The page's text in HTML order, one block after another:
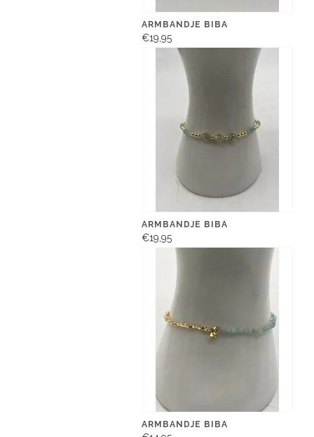
ARMBANDJE BIBA
€19,95
ARMBANDJE BIBA
€19,95
ARMBANDJE BIBA